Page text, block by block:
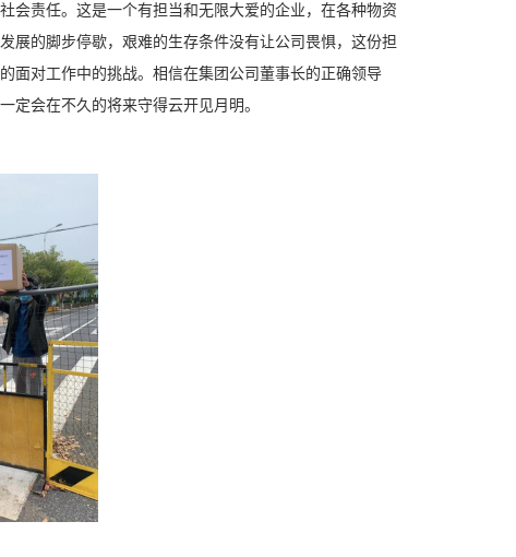
会责任。这是一个有担当和无限大爱的企业，在各种物资
展的脚步停歇，艰难的生存条件没有让公司畏惧，这份担
面对工作中的挑战。相信在集团公司董事长的正确领导
定会在不久的将来守得云开见月明。